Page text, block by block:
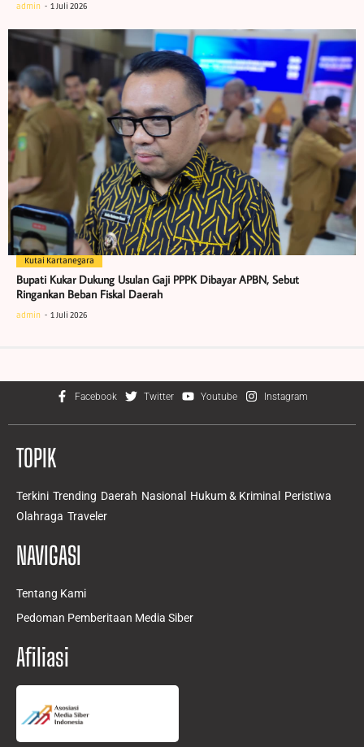
admin 1 Juli 2026
Kutai Kartanegara
Bupati Kukar Dukung Usulan Gaji PPPK Dibayar APBN, Sebut
Ringankan Beban Fiskal Daerah
admin 1 Juli 2026
Facebook Twitter Youtube Instagram
TOPIK
Terkini Trending Daerah Nasional Hukum & Kriminal
Peristiwa
Olahraga Traveler
NAVIGASI
Tentang Kami
Pedoman Pemberitaan Media Siber
Afiliasi